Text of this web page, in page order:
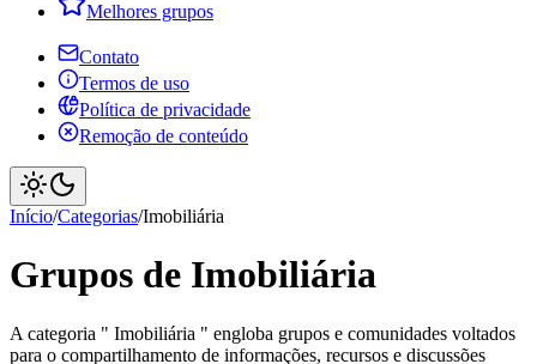
Melhores grupos
Contato
Termos de uso
Política de privacidade
Remoção de conteúdo
Início/Categorias/Imobiliária
Grupos de Imobiliária
A categoria " Imobiliária " engloba grupos e comunidades voltados
para o compartilhamento de informações, recursos e discussões